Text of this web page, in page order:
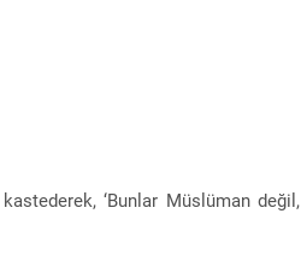
‘Bunlar Müslüman değil,